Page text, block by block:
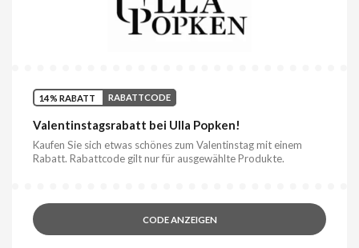
14% RABATT RABATTCODE
Valentinstagsrabatt bei Ulla Popken!
Kaufen Sie sich etwas schönes zum Valentinstag mit einem
Rabatt. Rabattcode gilt nur für ausgewählte Produkte.
CODE ANZEIGEN